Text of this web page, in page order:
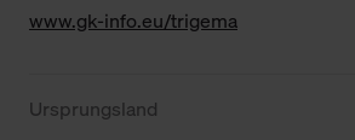
www.gk-info.eu/trigema
Ursprungsland